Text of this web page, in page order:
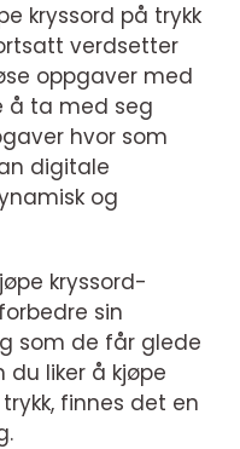
kryssord på trykk
verdsetter
oppgaver med
å ta med seg
hvor som
digitale
og
kryssord-
sin
som de får glede
liker å kjøpe
finnes det en